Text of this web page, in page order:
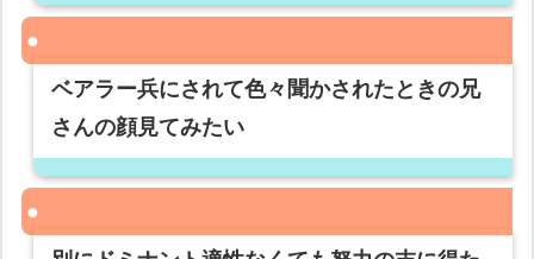
ベアラー兵にされて色々聞かされたときの兄
さんの顔見てみたい